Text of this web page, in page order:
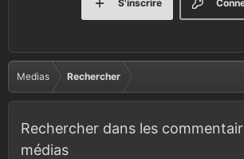
S'inscrire
Medias Rechercher
Rechercher dans les
médias